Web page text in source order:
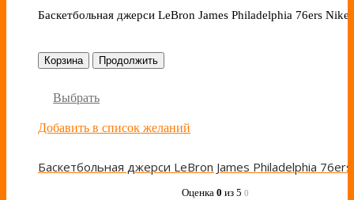
Баскетбольная джерси LeBron James Philadelphia 76ers Nike
Корзина Продолжить
Выбрать
Добавить в список желаний
Оценка 0 из 5 0